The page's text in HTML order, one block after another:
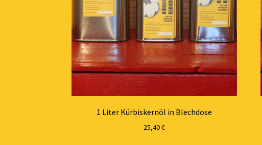
1 Liter Kürbiskernöl in Blechdose
25,40€